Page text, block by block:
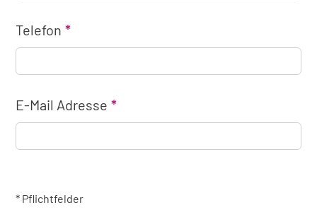
Telefon
E-Mail Adresse
* Pflichtfelder